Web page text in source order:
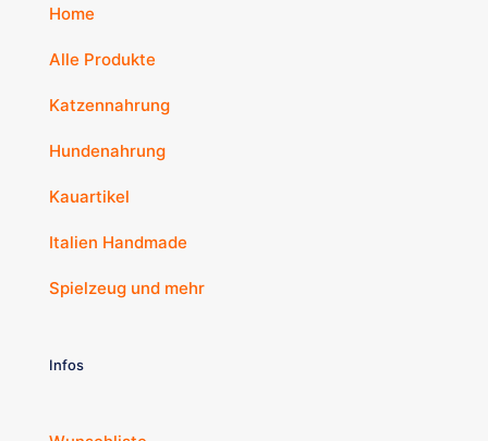
Home
Alle Produkte
Katzennahrung
Hundenahrung
Kauartikel
Italien Handmade
Spielzeug und mehr
Infos